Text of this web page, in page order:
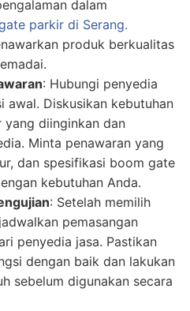
dalam
parkir di Serang.
produk berkualitas
: Hubungi penyedia
awal. Diskusikan kebutuhan
yang diinginkan dan
Minta penawaran yang
dan spesifikasi boom gate
kebutuhan Anda.
: Setelah memilih
pemasangan
penyedia jasa. Pastikan
dengan baik dan lakukan
sebelum digunakan secara